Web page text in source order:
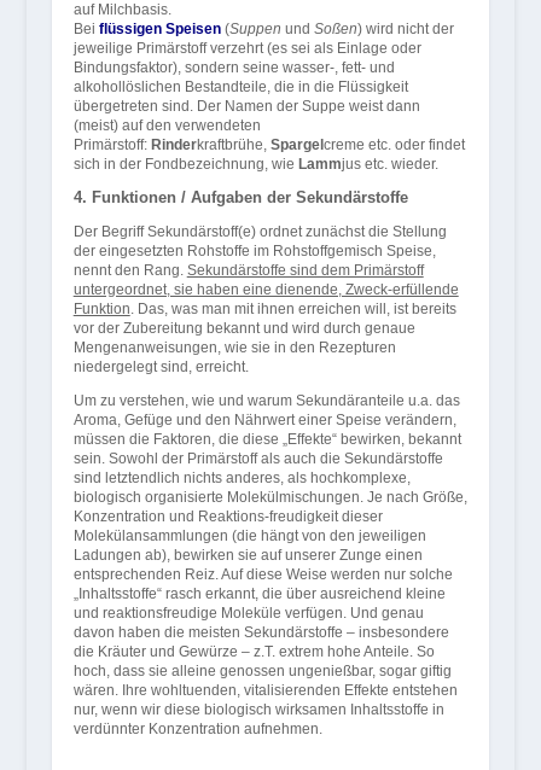
auf Milchbasis.
Bei flüssigen Speisen(Suppen und Soßen) wird nicht der
jeweilige Primärstoff verzehrt (es sei als Einlage oder
Bindungsfaktor), sondern seine wasser-, fett- und
alkohollöslichen Bestandteile, die in die Flüssigkeit
übergetreten sind. Der Namen der Suppe weist dann
(meist) auf den verwendeten
Primärstoff: Rinderkraftbrühe, Spargel creme etc. oder findet
sich in der Fondbezeichnung, wie Lammjus etc. wieder.
4. Funktionen / Aufgaben der Sekundärstoffe
Der Begriff Sekundärstoff(e) ordnet zunächst die Stellung
der eingesetzten Rohstoffe im Rohstoffgemisch Speise,
nennt den Rang. Sekundärstoffe sind dem Primärstoff
untergeordnet, sie haben eine dienende, Zweck-erfüllende
Funktion. Das, was man mit ihnen erreichen will, ist bereits
vor der Zubereitung bekannt und wird durch genaue
Mengenanweisungen, wie sie in den Rezepturen
niedergelegt sind, erreicht.
Um zu verstehen, wie und warum Sekundäranteile u.a. das
Aroma, Gefüge und den Nährwert einer Speise verändern,
müssen die Faktoren, die diese „Effekte“ bewirken, bekannt
sein. Sowohl der Primärstoff als auch die Sekundärstoffe
sind letztendlich nichts anderes, als hochkomplexe,
biologisch organisierte Molekülmischungen. Je nach Größe,
Konzentration und Reaktions-freudigkeit dieser
Molekülansammlungen (die hängt von den jeweiligen
Ladungen ab), bewirken sie auf unserer Zunge einen
entsprechenden Reiz. Auf diese Weise werden nur solche
„Inhaltsstoffe“ rasch erkannt, die über ausreichend kleine
und reaktionsfreudige Moleküle verfügen. Und genau
davon haben die meisten Sekundärstoffe – insbesondere
die Kräuter und Gewürze – z.T. extrem hohe Anteile. So
hoch, dass sie alleine genossen ungenießbar, sogar giftig
wären. Ihre wohltuenden, vitalisierenden Effekte entstehen
nur, wenn wir diese biologisch wirksamen Inhaltsstoffe in
verdünnter Konzentration aufnehmen.